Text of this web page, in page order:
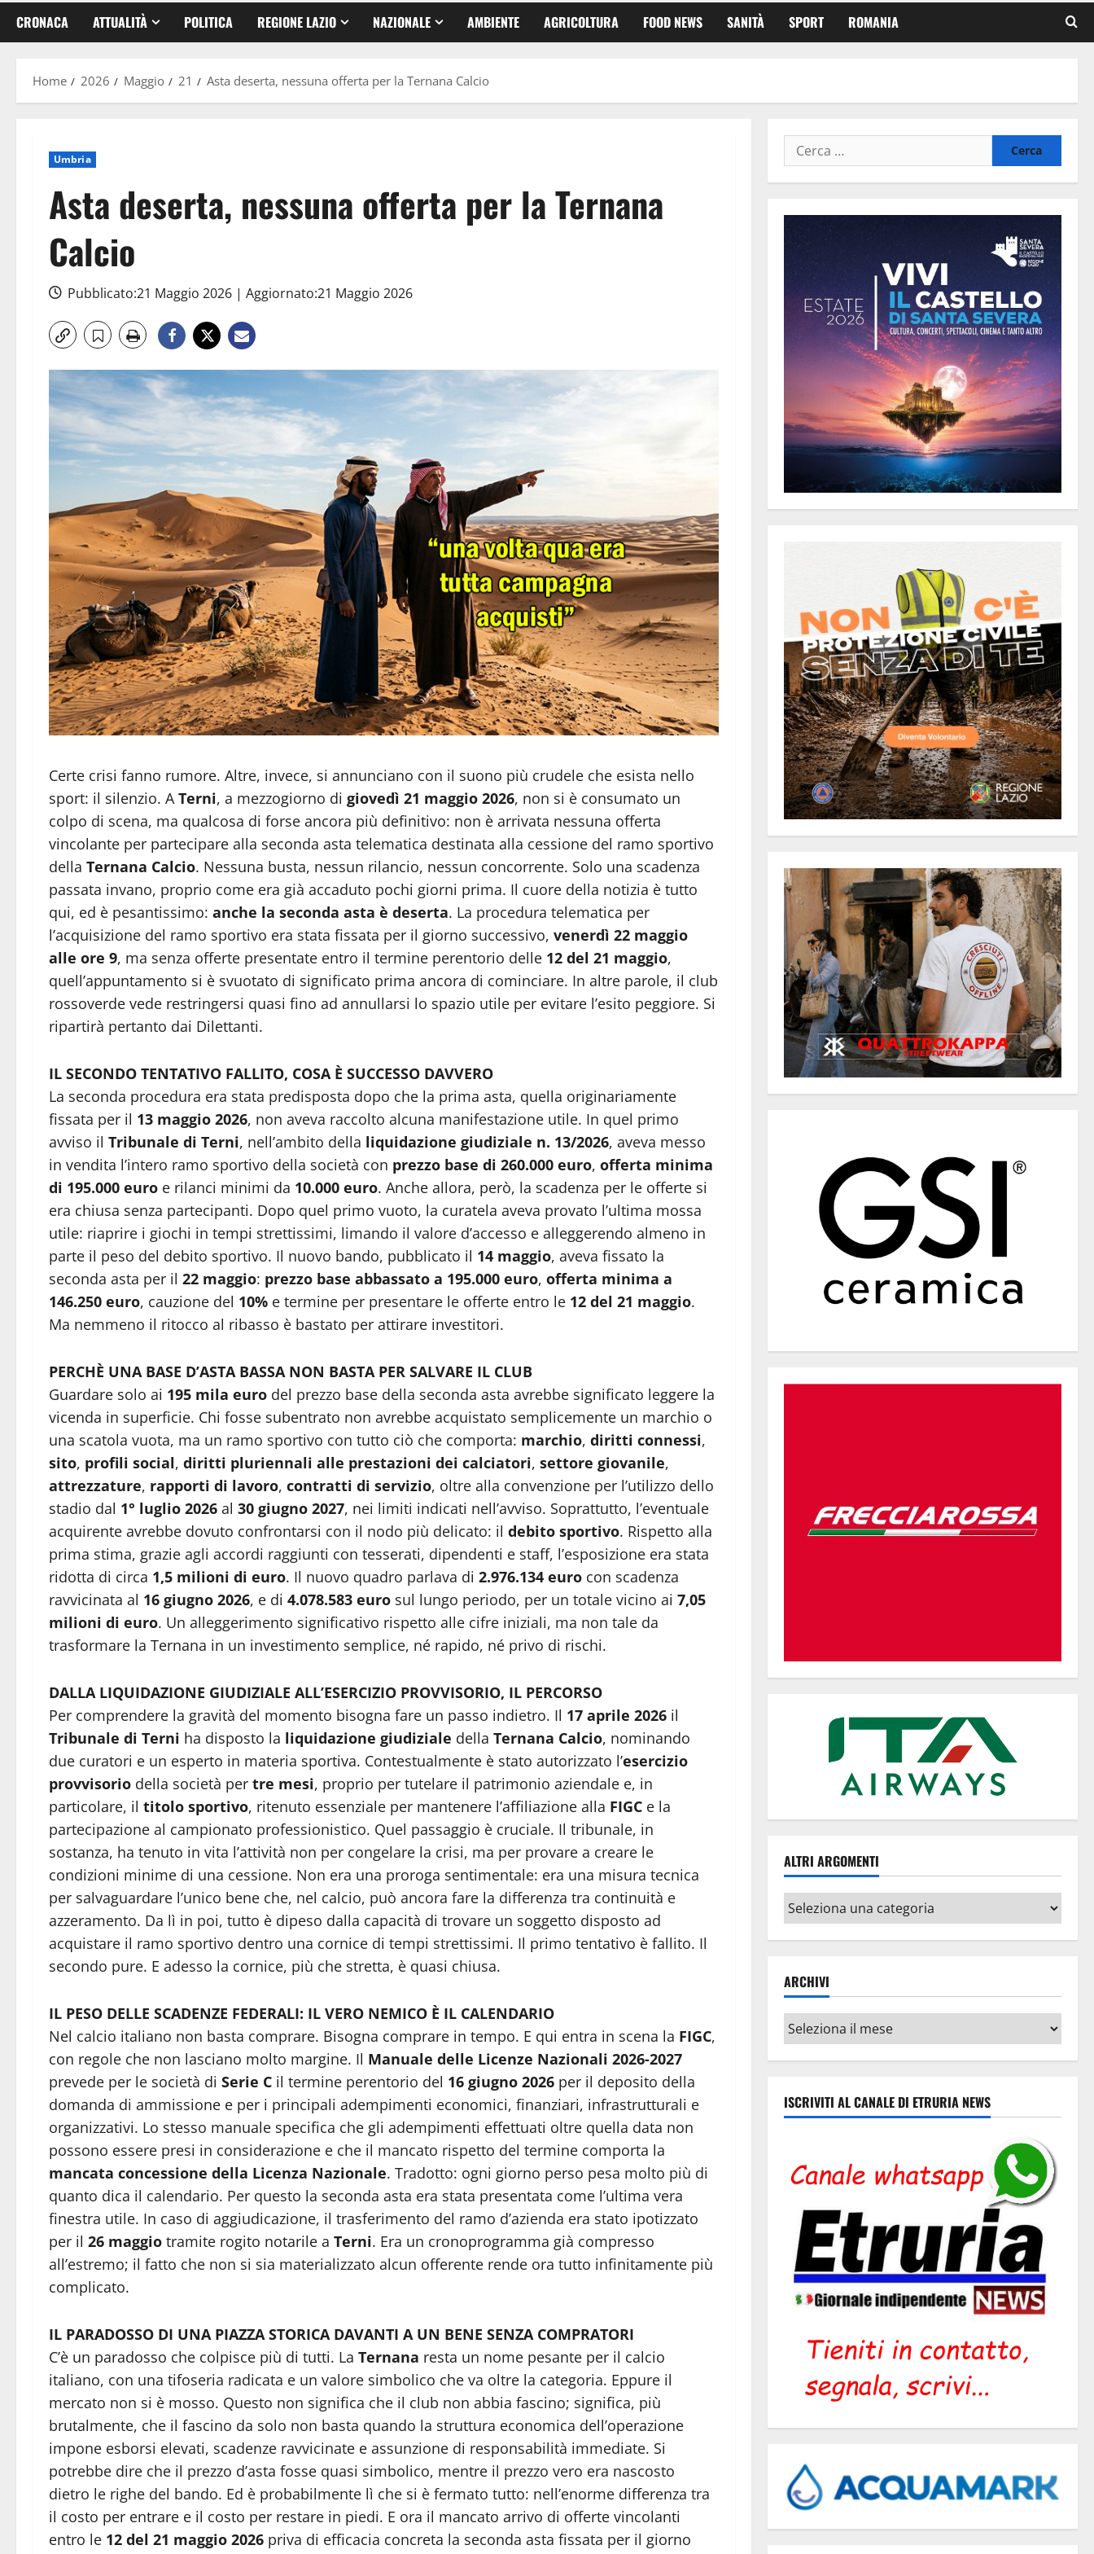
CRONACA ATTUALITÀ POLITICA REGIONE LAZIO NAZIONALE AMBIENTE AGRICOLTURA FOOD NEWS SANITÀ SPORT ROMANIA
Home 2026 Maggio 21 Asta deserta, nessuna offerta per la Ternana Calcio
Umbria
Asta deserta, nessuna offerta per la Ternana
Calcio
Pubblicato:21 Maggio 2026 | Aggiornato:21 Maggio 2026
Certe crisi fanno rumore. Altre, invece, si annunciano con il suono più crudele che esista nello
sport: il silenzio. A Terni, a mezzogiorno di giovedì 21 maggio 2026, non si è consumato un
colpo di scena, ma qualcosa di forse ancora più definitivo: non è arrivata nessuna offerta
vincolante per partecipare alla seconda asta telematica destinata alla cessione del ramo sportivo
della Ternana Calcio. Nessuna busta, nessun rilancio, nessun concorrente. Solo una scadenza
passata invano, proprio come era già accaduto pochi giorni prima. Il cuore della notizia è tutto
qui, ed è pesantissimo: anche la seconda asta è deserta. La procedura telematica per
l’acquisizione del ramo sportivo era stata fissata per il giorno successivo, venerdì 22 maggio
alle ore 9, ma senza offerte presentate entro il termine perentorio delle 12 del 21 maggio,
quell’appuntamento si è svuotato di significato prima ancora di cominciare. In altre parole, il club
rossoverde vede restringersi quasi fino ad annullarsi lo spazio utile per evitare l’esito peggiore. Si
ripartirà pertanto dai Dilettanti.
IL SECONDO TENTATIVO FALLITO, COSA È SUCCESSO DAVVERO
La seconda procedura era stata predisposta dopo che la prima asta, quella originariamente
fissata per il 13 maggio 2026, non aveva raccolto alcuna manifestazione utile. In quel primo
avviso il Tribunale di Terni, nell’ambito della liquidazione giudiziale n. 13/2026, aveva messo
in vendita l’intero ramo sportivo della società con prezzo base di 260.000 euro, offerta minima
di 195.000 euro e rilanci minimi da 10.000 euro. Anche allora, però, la scadenza per le offerte si
era chiusa senza partecipanti. Dopo quel primo vuoto, la curatela aveva provato l’ultima mossa
utile: riaprire i giochi in tempi strettissimi, limando il valore d’accesso e alleggerendo almeno in
parte il peso del debito sportivo. Il nuovo bando, pubblicato il 14 maggio, aveva fissato la
seconda asta per il 22 maggio: prezzo base abbassato a 195.000 euro, offerta minima a
146.250 euro, cauzione del 10% e termine per presentare le offerte entro le 12 del 21 maggio.
Ma nemmeno il ritocco al ribasso è bastato per attirare investitori.
PERCHÈ UNA BASE D’ASTA BASSA NON BASTA PER SALVARE IL CLUB
Guardare solo ai 195 mila euro del prezzo base della seconda asta avrebbe significato leggere la
vicenda in superficie. Chi fosse subentrato non avrebbe acquistato semplicemente un marchio o
una scatola vuota, ma un ramo sportivo con tutto ciò che comporta: marchio, diritti connessi,
sito, profili social, diritti pluriennali alle prestazioni dei calciatori, settore giovanile,
attrezzature, rapporti di lavoro, contratti di servizio, oltre alla convenzione per l’utilizzo dello
stadio dal 1° luglio 2026 al 30 giugno 2027, nei limiti indicati nell’avviso. Soprattutto, l’eventuale
acquirente avrebbe dovuto confrontarsi con il nodo più delicato: il debito sportivo. Rispetto alla
prima stima, grazie agli accordi raggiunti con tesserati, dipendenti e staff, l’esposizione era stata
ridotta di circa 1,5 milioni di euro. Il nuovo quadro parlava di 2.976.134 euro con scadenza
ravvicinata al 16 giugno 2026, e di 4.078.583 euro sul lungo periodo, per un totale vicino ai 7,05
milioni di euro. Un alleggerimento significativo rispetto alle cifre iniziali, ma non tale da
trasformare la Ternana in un investimento semplice, né rapido, né privo di rischi.
DALLA LIQUIDAZIONE GIUDIZIALE ALL’ESERCIZIO PROVVISORIO, IL PERCORSO
Per comprendere la gravità del momento bisogna fare un passo indietro. Il 17 aprile 2026 il
Tribunale di Terni ha disposto la liquidazione giudiziale della Ternana Calcio, nominando
due curatori e un esperto in materia sportiva. Contestualmente è stato autorizzato l’esercizio
provvisorio della società per tre mesi, proprio per tutelare il patrimonio aziendale e, in
particolare, il titolo sportivo, ritenuto essenziale per mantenere l’affiliazione alla FIGC e la
partecipazione al campionato professionistico. Quel passaggio è cruciale. Il tribunale, in
sostanza, ha tenuto in vita l’attività non per congelare la crisi, ma per provare a creare le
condizioni minime di una cessione. Non era una proroga sentimentale: era una misura tecnica
per salvaguardare l’unico bene che, nel calcio, può ancora fare la differenza tra continuità e
azzeramento. Da lì in poi, tutto è dipeso dalla capacità di trovare un soggetto disposto ad
acquistare il ramo sportivo dentro una cornice di tempi strettissimi. Il primo tentativo è fallito. Il
secondo pure. E adesso la cornice, più che stretta, è quasi chiusa.
IL PESO DELLE SCADENZE FEDERALI: IL VERO NEMICO È IL CALENDARIO
Nel calcio italiano non basta comprare. Bisogna comprare in tempo. E qui entra in scena la FIGC,
con regole che non lasciano molto margine. Il Manuale delle Licenze Nazionali 2026-2027
prevede per le società di Serie C il termine perentorio del 16 giugno 2026 per il deposito della
domanda di ammissione e per i principali adempimenti economici, finanziari, infrastrutturali e
organizzativi. Lo stesso manuale specifica che gli adempimenti effettuati oltre quella data non
possono essere presi in considerazione e che il mancato rispetto del termine comporta la
mancata concessione della Licenza Nazionale. Tradotto: ogni giorno perso pesa molto più di
quanto dica il calendario. Per questo la seconda asta era stata presentata come l’ultima vera
finestra utile. In caso di aggiudicazione, il trasferimento del ramo d’azienda era stato ipotizzato
per il 26 maggio tramite rogito notarile a Terni. Era un cronoprogramma già compresso
all’estremo; il fatto che non si sia materializzato alcun offerente rende ora tutto infinitamente più
complicato.
IL PARADOSSO DI UNA PIAZZA STORICA DAVANTI A UN BENE SENZA COMPRATORI
C’è un paradosso che colpisce più di tutti. La Ternana resta un nome pesante per il calcio
italiano, con una tifoseria radicata e un valore simbolico che va oltre la categoria. Eppure il
mercato non si è mosso. Questo non significa che il club non abbia fascino; significa, più
brutalmente, che il fascino da solo non basta quando la struttura economica dell’operazione
impone esborsi elevati, scadenze ravvicinate e assunzione di responsabilità immediate. Si
potrebbe dire che il prezzo d’asta fosse quasi simbolico, mentre il prezzo vero era nascosto
dietro le righe del bando. Ed è probabilmente lì che si è fermato tutto: nell’enorme differenza tra
il costo per entrare e il costo per restare in piedi. E ora il mancato arrivo di offerte vincolanti
entro le 12 del 21 maggio 2026 priva di efficacia concreta la seconda asta fissata per il giorno
Ricerca
per:
ALTRI ARGOMENTI
Altri
argomenti
ARCHIVI
Archivi
ISCRIVITI AL CANALE DI ETRURIA NEWS